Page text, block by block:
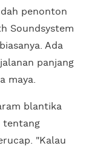
penonton
Soundsystem
Ada
panjang
maya.
blantika
tentang
"Kalau